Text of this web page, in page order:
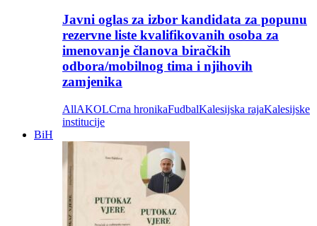
Javni oglas za izbor kandidata za popunu
rezervne liste kvalifikovanih osoba za
imenovanje članova biračkih
odbora/mobilnog tima i njihovih
zamjenika
AllAKOLCrna hronikaFudbalKalesijska rajaKalesijske
institucije
BiH